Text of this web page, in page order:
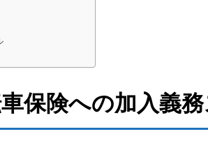
保険への加入義務